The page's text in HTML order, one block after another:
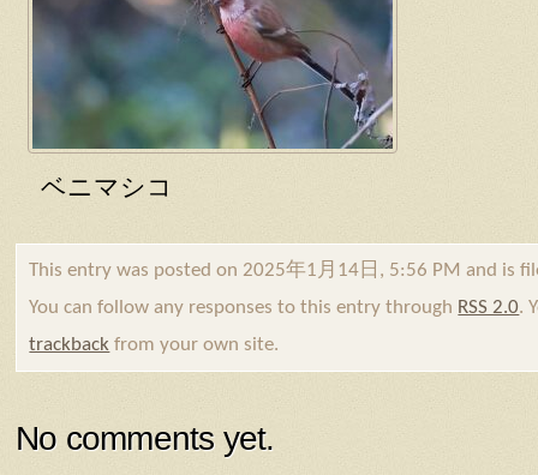
ベニマシコ
This entry was posted on 2025年1月14日, 5:56 PM and is
You can follow any responses to this entry through RSS 2.0.
trackback from your own site.
No comments yet.